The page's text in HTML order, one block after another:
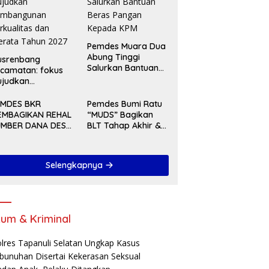
fokus
dan
Tahun 2027
Pemdes Muara Dua
Abung Tinggi
Salurkan Bantuan
BKR
REHAL
DANA DESA
Pemdes Bumi Ratu
“MUDS” Bagikan
BLT Tahap Akhir &
Tahun 2024
Selengkapnya
& Kriminal